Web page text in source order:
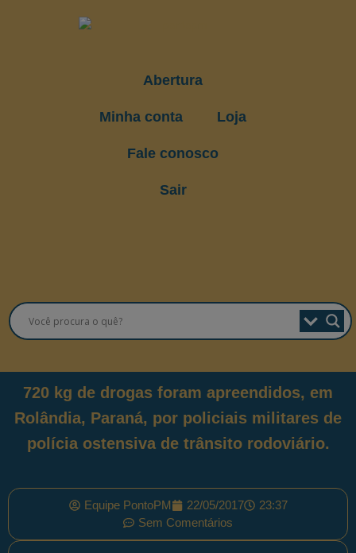
Abertura
Minha conta Loja
Fale conosco
Sair
720 kg de drogas foram apreendidos, em
Rolândia, Paraná, por policiais militares de
polícia ostensiva de trânsito rodoviário.
Equipe PontoPM 22/05/2017
23:37
Sem Comentários